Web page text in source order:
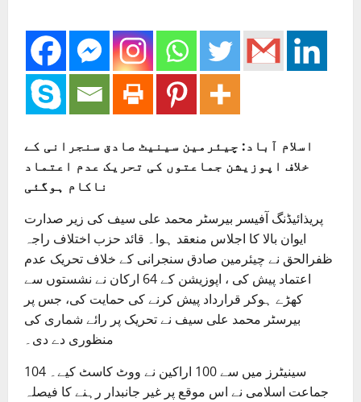
اسلام آباد: چیئرمین سینیٹ صادق سنجرانی کے
خلاف اپوزیشن جماعتوں کی تحریک عدم اعتماد
ناکام ہوگئی
پریذائیڈنگ آفیسر بیرسٹر محمد علی سیف کی زیر صدارت
ایوان بالا کا اجلاس منعقد ہوا۔ قائد حزب اختلاف راجہ
ظفرالحق نے چیئرمین صادق سنجرانی کے خلاف تحریک عدم
اعتماد پیش کی ، اپوزیشن کے 64 ارکان نے نشستوں سے
کھڑے ہوکر قرارداد پیش کرنے کی حمایت کی، جس پر
بیرسٹر محمد علی سیف نے تحریک پر رائے شماری کی
منظوری دے دی۔
104 سینیٹرز میں سے 100 اراکین نے ووٹ کاسٹ کیے۔
جماعت اسلامی نے اس موقع پر غیر جانبدار رہنے کا فیصلہ